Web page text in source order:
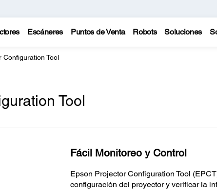
Escáneres Puntos de Venta Robots Soluciones
Configuration Tool
Tool
Fácil Monitoreo y Control
Epson Projector Configuration Tool
configuración del proyector y verificar la